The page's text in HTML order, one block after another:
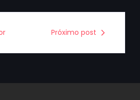
Próximo post